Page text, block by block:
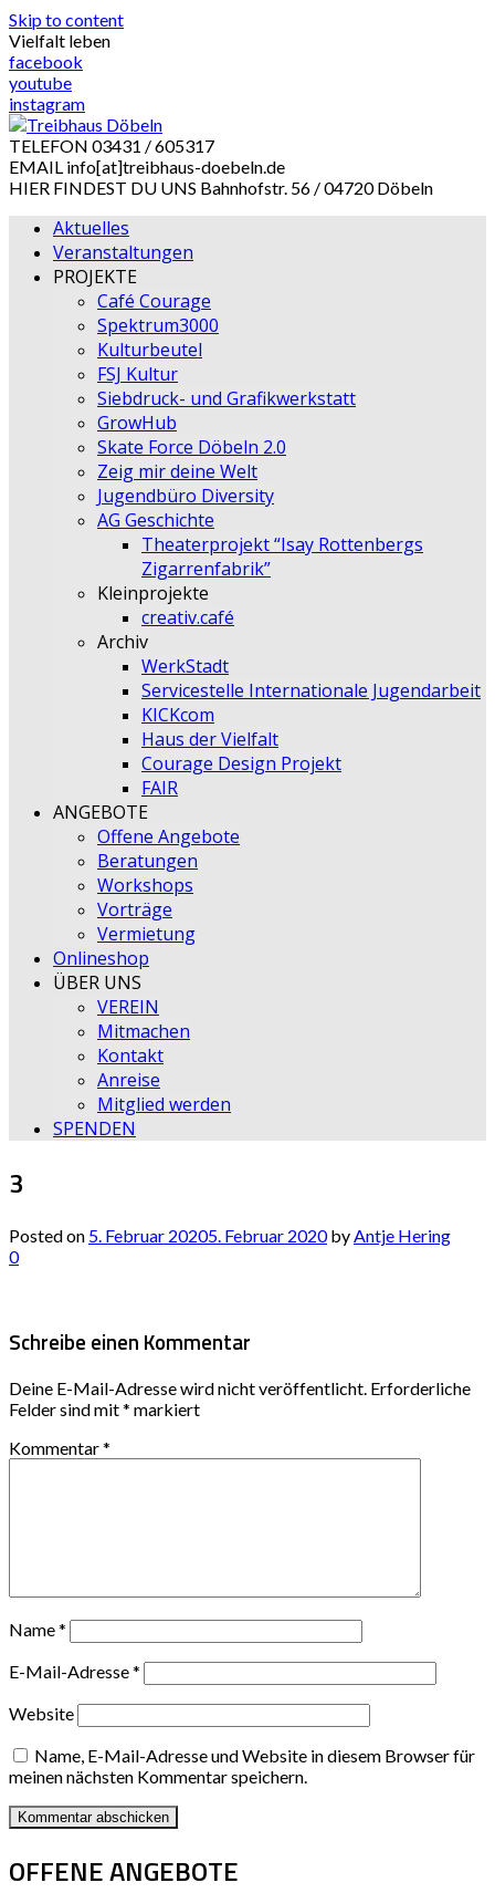
Skip to content
Vielfalt leben
facebook
youtube
instagram
TELEFON 03431 / 605317
EMAIL info[at]treibhaus-doebeln.de
HIER FINDEST DU UNS Bahnhofstr. 56 / 04720 Döbeln
Aktuelles
Veranstaltungen
PROJEKTE
Café Courage
Spektrum3000
Kulturbeutel
FSJ Kultur
Siebdruck- und Grafikwerkstatt
GrowHub
Skate Force Döbeln 2.0
Zeig mir deine Welt
Jugendbüro Diversity
AG Geschichte
Theaterprojekt “Isay Rottenbergs
Zigarrenfabrik”
Kleinprojekte
creativ.café
Archiv
WerkStadt
Servicestelle Internationale Jugendarbeit
KICKcom
Haus der Vielfalt
Courage Design Projekt
FAIR
ANGEBOTE
Offene Angebote
Beratungen
Workshops
Vorträge
Vermietung
Onlineshop
ÜBER UNS
VEREIN
Mitmachen
Kontakt
Anreise
Mitglied werden
SPENDEN
3
Posted on 5. Februar 20205. Februar 2020byAntje Hering
0
Schreibe einen Kommentar
Deine E-Mail-Adresse wird nicht veröffentlicht. Erforderliche
Felder sind mit* markiert
Kommentar*
Name*
E-Mail-Adresse*
Website
Name, E-Mail-Adresse und Website in diesem Browser für
meinen nächsten Kommentar speichern.
OFFENE ANGEBOTE